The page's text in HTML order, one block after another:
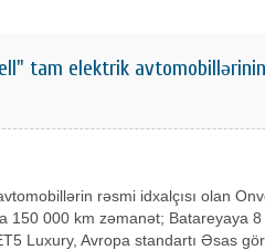
tam elektrik avtomobillərinin
rəsmi idxalçısı olan
150 000 km zəmanət; Batareyaya
Luxury, Avropa standartı Əsas